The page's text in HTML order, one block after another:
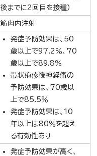
後までに2回目を接種）
筋肉内注射
発症予防効果は、50
歳以上で97.2％、70
歳以上で89.8％
帯状疱疹後神経痛の
予防効果は、70歳以
上で85.5％
発症予防効果は、10
年以上は80％を超え
る有効性あり
発症予防効果が高く、